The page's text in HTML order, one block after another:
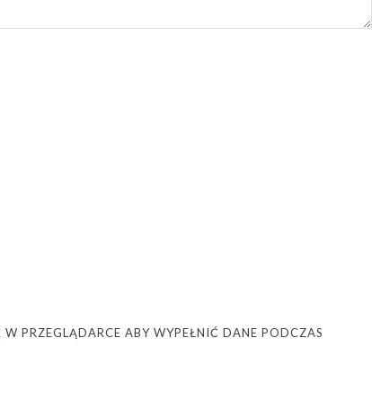
PRZEGLĄDARCE ABY WYPEŁNIĆ DANE PODCZAS